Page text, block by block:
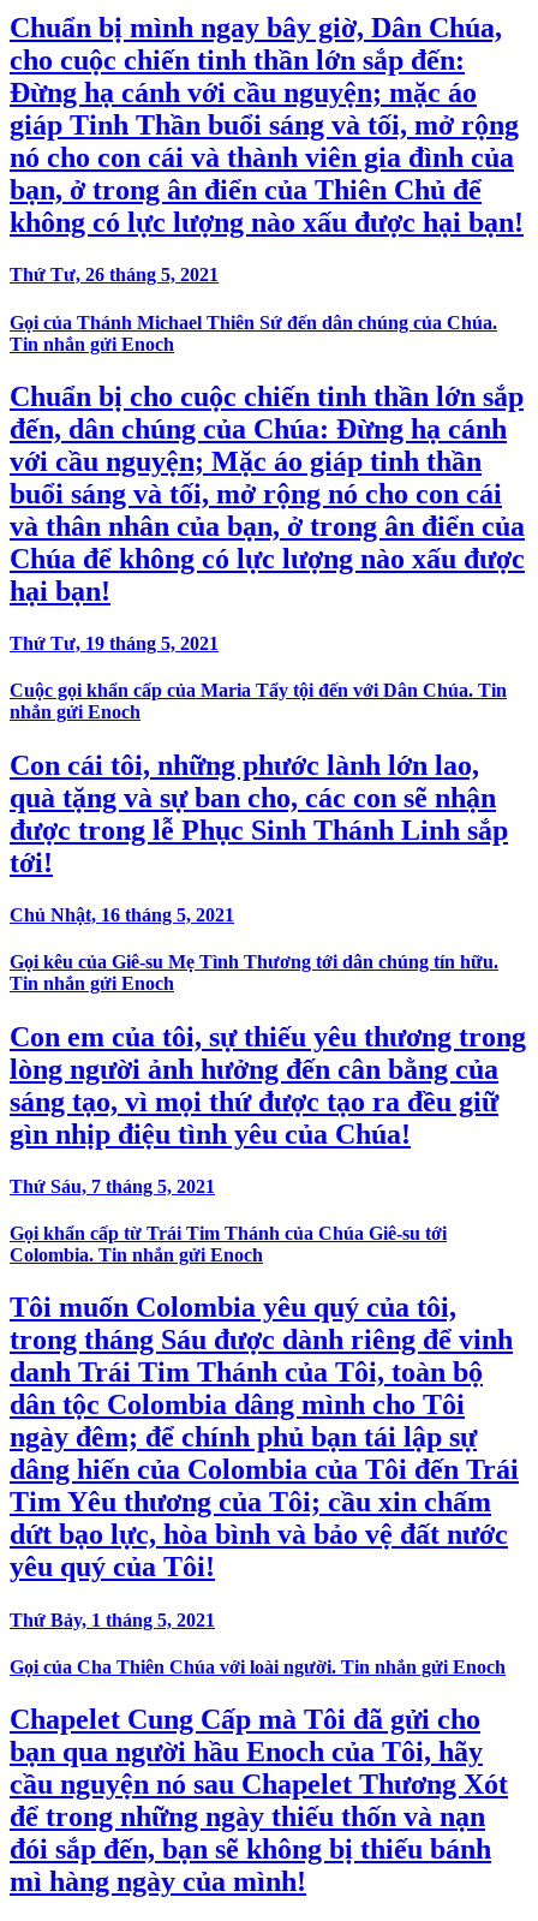
Chuẩn bị mình ngay bây giờ, Dân Chúa,
cho cuộc chiến tinh thần lớn sắp đến:
Đừng hạ cánh với cầu nguyện; mặc áo
giáp Tinh Thần buổi sáng và tối, mở rộng
nó cho con cái và thành viên gia đình của
bạn, ở trong ân điển của Thiên Chủ để
không có lực lượng nào xấu được hại bạn!
Thứ Tư, 26 tháng 5, 2021
Gọi của Thánh Michael Thiên Sứ đến dân chúng của Chúa.
Tin nhắn gửi Enoch
Chuẩn bị cho cuộc chiến tinh thần lớn sắp
đến, dân chúng của Chúa: Đừng hạ cánh
với cầu nguyện; Mặc áo giáp tinh thần
buổi sáng và tối, mở rộng nó cho con cái
và thân nhân của bạn, ở trong ân điển của
Chúa để không có lực lượng nào xấu được
hại bạn!
Thứ Tư, 19 tháng 5, 2021
Cuộc gọi khẩn cấp của Maria Tẩy tội đến với Dân Chúa. Tin
nhắn gửi Enoch
Con cái tôi, những phước lành lớn lao,
quà tặng và sự ban cho, các con sẽ nhận
được trong lễ Phục Sinh Thánh Linh sắp
tới!
Chủ Nhật, 16 tháng 5, 2021
Gọi kêu của Giê-su Mẹ Tình Thương tới dân chúng tín hữu.
Tin nhắn gửi Enoch
Con em của tôi, sự thiếu yêu thương trong
lòng người ảnh hưởng đến cân bằng của
sáng tạo, vì mọi thứ được tạo ra đều giữ
gìn nhịp điệu tình yêu của Chúa!
Thứ Sáu, 7 tháng 5, 2021
Gọi khẩn cấp từ Trái Tim Thánh của Chúa Giê-su tới
Colombia. Tin nhắn gửi Enoch
Tôi muốn Colombia yêu quý của tôi,
trong tháng Sáu được dành riêng để vinh
danh Trái Tim Thánh của Tôi, toàn bộ
dân tộc Colombia dâng mình cho Tôi
ngày đêm; để chính phủ bạn tái lập sự
dâng hiến của Colombia của Tôi đến Trái
Tim Yêu thương của Tôi; cầu xin chấm
dứt bạo lực, hòa bình và bảo vệ đất nước
yêu quý của Tôi!
Thứ Bảy, 1 tháng 5, 2021
Gọi của Cha Thiên Chúa với loài người. Tin nhắn gửi Enoch
Chapelet Cung Cấp mà Tôi đã gửi cho
bạn qua người hầu Enoch của Tôi, hãy
cầu nguyện nó sau Chapelet Thương Xót
để trong những ngày thiếu thốn và nạn
đói sắp đến, bạn sẽ không bị thiếu bánh
mì hàng ngày của mình!